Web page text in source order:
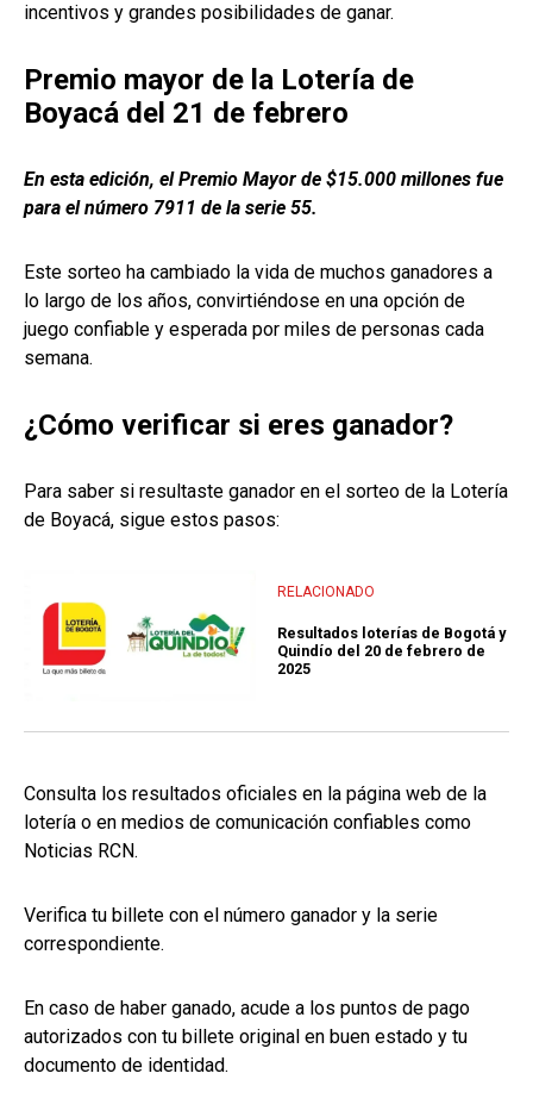
incentivos y grandes posibilidades de ganar.
Premio mayor de la Lotería de
Boyacá del 21 de febrero
En esta edición, el Premio Mayor de $15.000 millones fue
para el número 7911 de la serie 55.
Este sorteo ha cambiado la vida de muchos ganadores a
lo largo de los años, convirtiéndose en una opción de
juego confiable y esperada por miles de personas cada
semana.
¿Cómo verificar si eres ganador?
Para saber si resultaste ganador en el sorteo de la Lotería
de Boyacá, sigue estos pasos:
RELACIONADO
Resultados loterías de Bogotá y
Quindío del 20 de febrero de
2025
Consulta los resultados oficiales en la página web de la
lotería o en medios de comunicación confiables como
Noticias RCN.
Verifica tu billete con el número ganador y la serie
correspondiente.
En caso de haber ganado, acude a los puntos de pago
autorizados con tu billete original en buen estado y tu
documento de identidad.